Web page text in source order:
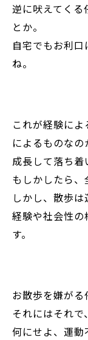
逆に吠えてくる
とか。
自宅でもお利
ね。
これが経験に
によるものなの
成長して落ち着
もしかしたら、
しかし、散歩は
経験や社会性の
す。
お散歩を嫌がる
それにはそれで
何にせよ、運動